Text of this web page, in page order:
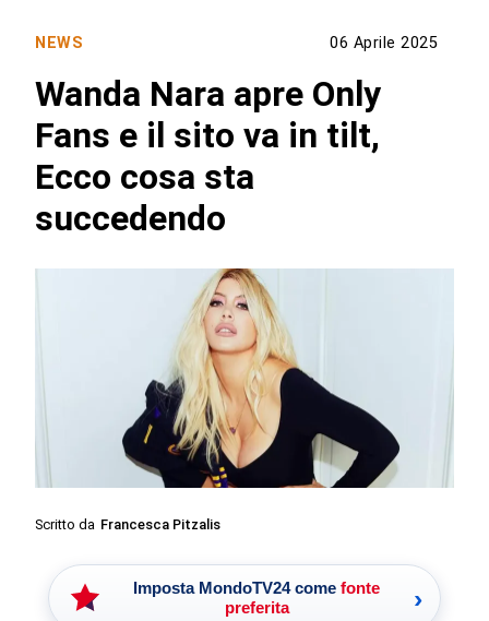
NEWS 06 Aprile 2025
Wanda Nara apre Only
Fans e il sito va in tilt,
Ecco cosa sta
succedendo
Scritto da Francesca Pitzalis
Imposta MondoTV24 come fonte
preferita
›